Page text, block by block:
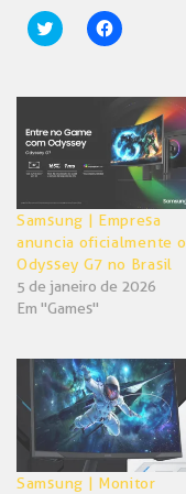
Clique
para
em
janela)
Clique
para
em
nova
janela)
Samsung | Empresa
anuncia oficialmente o
Odyssey G7 no Brasil
5 de janeiro de 2026
Em "Games"
Samsung | Monitor